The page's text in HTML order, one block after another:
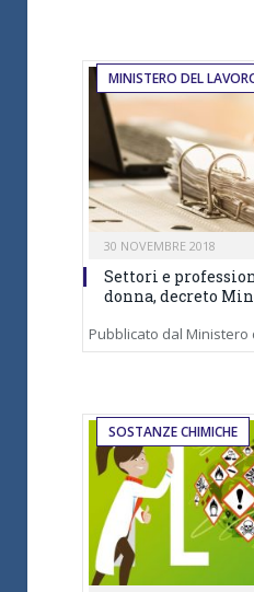
MINISTERO DEL
30 NOVEMBRE 2018
Settori e
donna, decreto
Pubblicato dal
SOSTANZE CHIMICHE